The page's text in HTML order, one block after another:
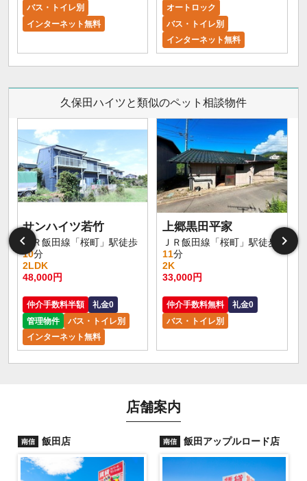
バス・トイレ別
インターネット無料
オートロック
バス・トイレ別
インターネット無料
久保田ハイツと類似のペット相談物件
サンハイツ若竹
ＪＲ飯田線「桜町」駅徒歩
10分
2LDK
48,000円
仲介手数料半額
礼金0
管理物件
バス・トイレ別
インターネット無料
上郷黒田平家
ＪＲ飯田線「桜町」駅徒歩
11分
2K
33,000円
仲介手数料無料
礼金0
バス・トイレ別
店舗案内
南信 飯田店 南信 飯田アップルロード店